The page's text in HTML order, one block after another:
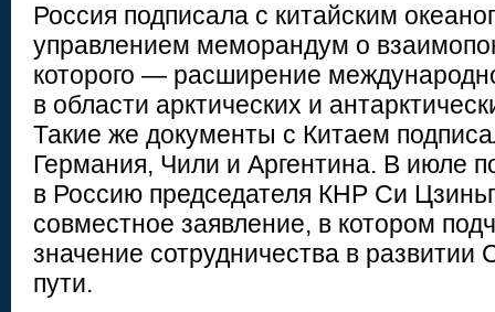
Россия подписала с китайским
управлением меморандум о
которого — расширение
в области арктических и
Такие же документы с Китаем
Германия, Чили и Аргентина. В июле
в Россию председателя КНР Си
совместное заявление, в котором
значение сотрудничества в развитии
пути.